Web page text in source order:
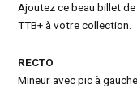
Ajoutez ce beau billet
TTB+ à votre collection.
RECTO
Mineur avec pic à gauche.